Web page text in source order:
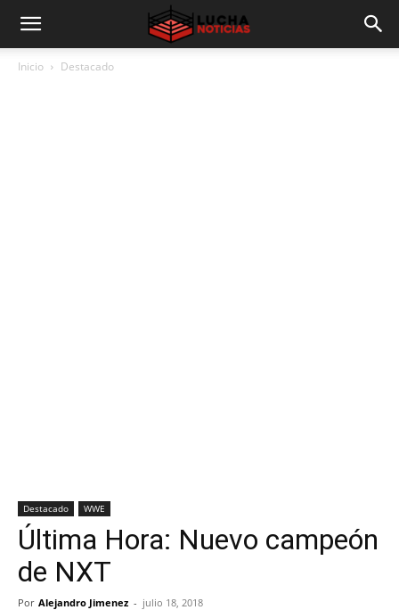
Inicio Destacado
Destacado WWE
Última Hora: Nuevo campeón
de NXT
Por Alejandro Jimenez - julio 18, 2018